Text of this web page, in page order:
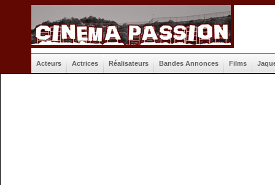
Acteurs Actrices Réalisateurs Bandes Annonces Films